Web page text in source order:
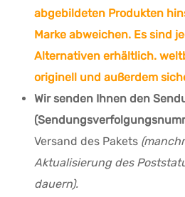
abgebildeten Produkten
Marke abweichen. Es sind
Alternativen erhältlich.
originell und außerdem
Wir senden Ihnen den
Versand des Pakets
Aktualisierung des
dauern).